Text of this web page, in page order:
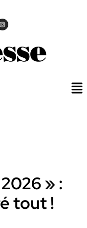
» :
tout !